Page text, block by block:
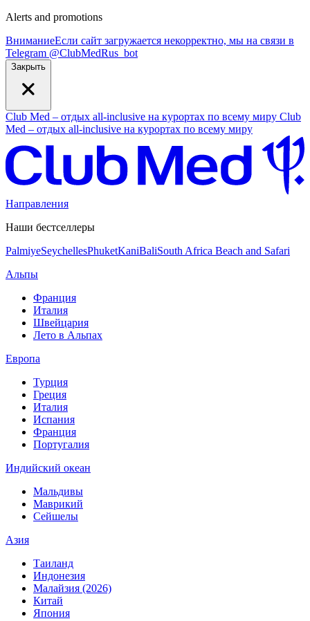
Alerts and promotions
ВниманиеЕсли сайт загружается некорректно, мы на связи в
Telegram @ClubMedRus_bot
Закрыть
Club Med – отдых all-inclusive на курортах по всему миру Club
Med – отдых all-inclusive на курортах по всему миру
Направления
Наши бестселлеры
PalmiyeSeychellesPhuketKaniBaliSouth Africa Beach and Safari
Альпы
Франция
Италия
Швейцария
Лето в Альпах
Европа
Турция
Греция
Италия
Испания
Франция
Португалия
Индийский океан
Мальдивы
Маврикий
Сейшелы
Азия
Таиланд
Индонезия
Малайзия (2026)
Китай
Япония